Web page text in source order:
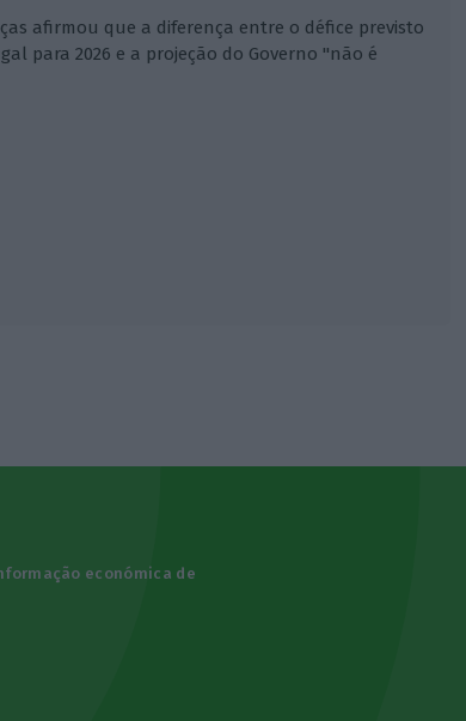
afirmou que a diferença entre o défice previsto
para 2026 e a projeção do Governo "não é
económica de